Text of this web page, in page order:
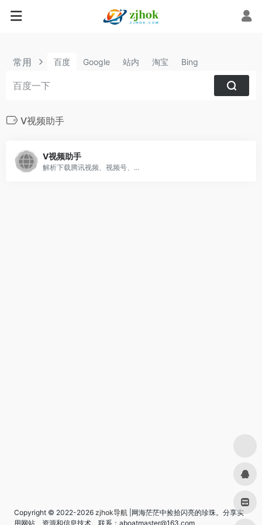
常用 百度 Google 站内 淘宝 Bing
V视频助手
V视频助手
解析下载腾讯视频、视频号、...
Copyright © 2022-2026 zjhok导航 |网海茫茫中捡拾闪亮的珍珠。分享实
用网站、资源和信息技术。联系：aboatmaster@163.com